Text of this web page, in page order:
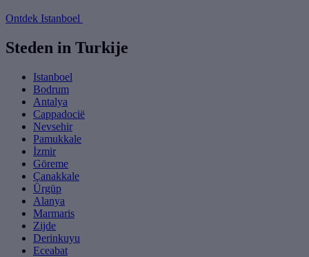
Ontdek Istanboel
Steden in Turkije
Istanboel
Bodrum
Antalya
Cappadocië
Nevsehir
Pamukkale
İzmir
Göreme
Çanakkale
Ürgüp
Alanya
Marmaris
Zijde
Derinkuyu
Eceabat